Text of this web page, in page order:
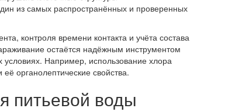
из самых распространённых и проверенных
контроля времени контакта и учёта состава
остаётся надёжным инструментом
Например, использование хлора
органолептические свойства.
питьевой воды